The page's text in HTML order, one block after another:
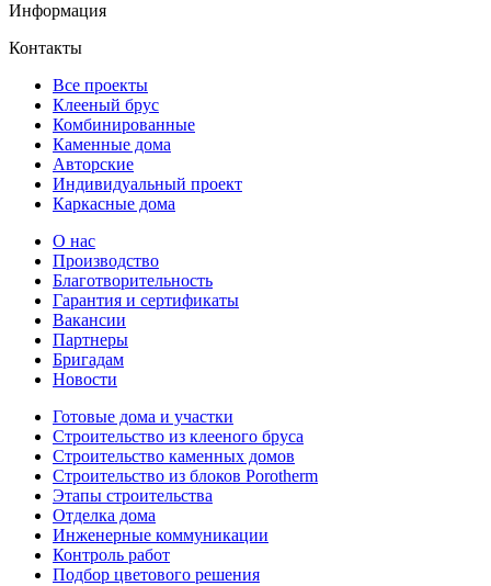
Информация
Контакты
Все проекты
Клееный брус
Комбинированные
Каменные дома
Авторские
Индивидуальный проект
Каркасные дома
О нас
Производство
Благотворительность
Гарантия и сертификаты
Вакансии
Партнеры
Бригадам
Новости
Готовые дома и участки
Строительство из клееного бруса
Строительство каменных домов
Строительство из блоков Porotherm
Этапы строительства
Отделка дома
Инженерные коммуникации
Контроль работ
Подбор цветового решения